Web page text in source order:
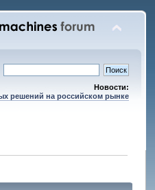
Новости:
решений на российском рынке